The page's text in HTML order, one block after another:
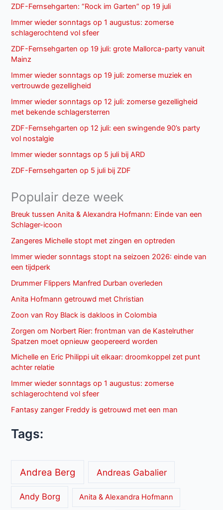
ZDF-Fernsehgarten: “Rock im Garten” op 19 juli
Immer wieder sonntags op 1 augustus: zomerse
schlagerochtend vol sfeer
ZDF-Fernsehgarten op 19 juli: grote Mallorca-party vanuit
Mainz
Immer wieder sonntags op 19 juli: zomerse muziek en
vertrouwde gezelligheid
Immer wieder sonntags op 12 juli: zomerse gezelligheid
met bekende schlagersterren
ZDF-Fernsehgarten op 12 juli: een swingende 90’s party
vol nostalgie
Immer wieder sonntags op 5 juli bij ARD
ZDF-Fernsehgarten op 5 juli bij ZDF
Populair deze week
Breuk tussen Anita & Alexandra Hofmann: Einde van een
Schlager-icoon
Zangeres Michelle stopt met zingen en optreden
Immer wieder sonntags stopt na seizoen 2026: einde van
een tijdperk
Drummer Flippers Manfred Durban overleden
Anita Hofmann getrouwd met Christian
Zoon van Roy Black is dakloos in Colombia
Zorgen om Norbert Rier: frontman van de Kastelruther
Spatzen moet opnieuw geopereerd worden
Michelle en Eric Philippi uit elkaar: droomkoppel zet punt
achter relatie
Immer wieder sonntags op 1 augustus: zomerse
schlagerochtend vol sfeer
Fantasy zanger Freddy is getrouwd met een man
Tags:
Andrea Berg Andreas Gabalier
Andy Borg Anita & Alexandra Hofmann